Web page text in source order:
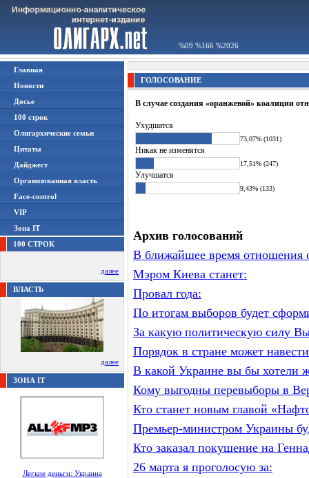
%09 %166 %2026
Главная
Новости
Досье
100 строк
Олигархические семьи
Цитаты
Дайджест
Организованная власть
Face-control
VIP
Зона IT
100 СТРОК
далее
ВЛАСТЬ
далее
ЗОНА IT
Легкие деньги: Украина
ГОЛОСОВАНИЕ
В случае создания «оранжевой» коалиции
Ухудшатся
73,07% (1031)
Никак не изменятся
17,51% (247)
Улучшатся
9,43% (133)
Архив голосований
В ближайшее время отношения
Мэром Киева станет:
Провал года:
По итогам выборов будет
За какую политическую силу Вы
Порядок в стране может
В какой Украине вы бы хотели
Кому выгодны перевыборы в
Кто станет новым главой
Премьер-министром Украины
Кто заказал покушение на
26 марта я проголосую за: